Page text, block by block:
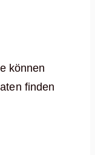
können
finden